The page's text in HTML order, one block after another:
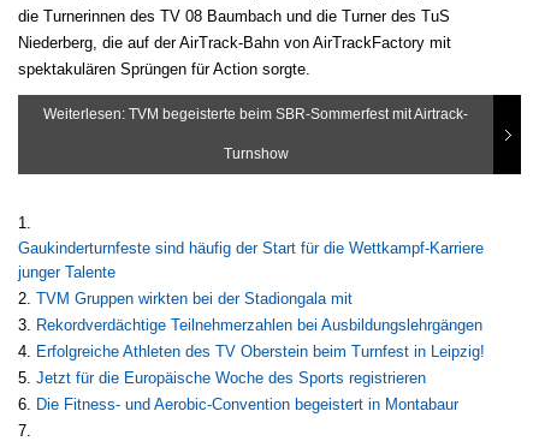
die Turnerinnen des TV 08 Baumbach und die Turner des TuS
Niederberg, die auf der AirTrack-Bahn von AirTrackFactory mit
spektakulären Sprüngen für Action sorgte.
Weiterlesen: TVM begeisterte beim SBR-Sommerfest mit Airtrack-
Turnshow
Gaukinderturnfeste sind häufig der Start für die Wettkampf-Karriere
junger Talente
TVM Gruppen wirkten bei der Stadiongala mit
Rekordverdächtige Teilnehmerzahlen bei Ausbildungslehrgängen
Erfolgreiche Athleten des TV Oberstein beim Turnfest in Leipzig!
Jetzt für die Europäische Woche des Sports registrieren
Die Fitness- und Aerobic-Convention begeistert in Montabaur